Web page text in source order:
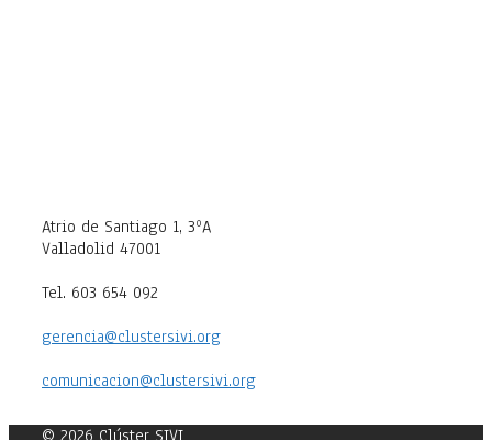
Atrio de Santiago 1, 3ºA
Valladolid 47001
Tel. 603 654 092
gerencia@clustersivi.org
comunicacion@clustersivi.org